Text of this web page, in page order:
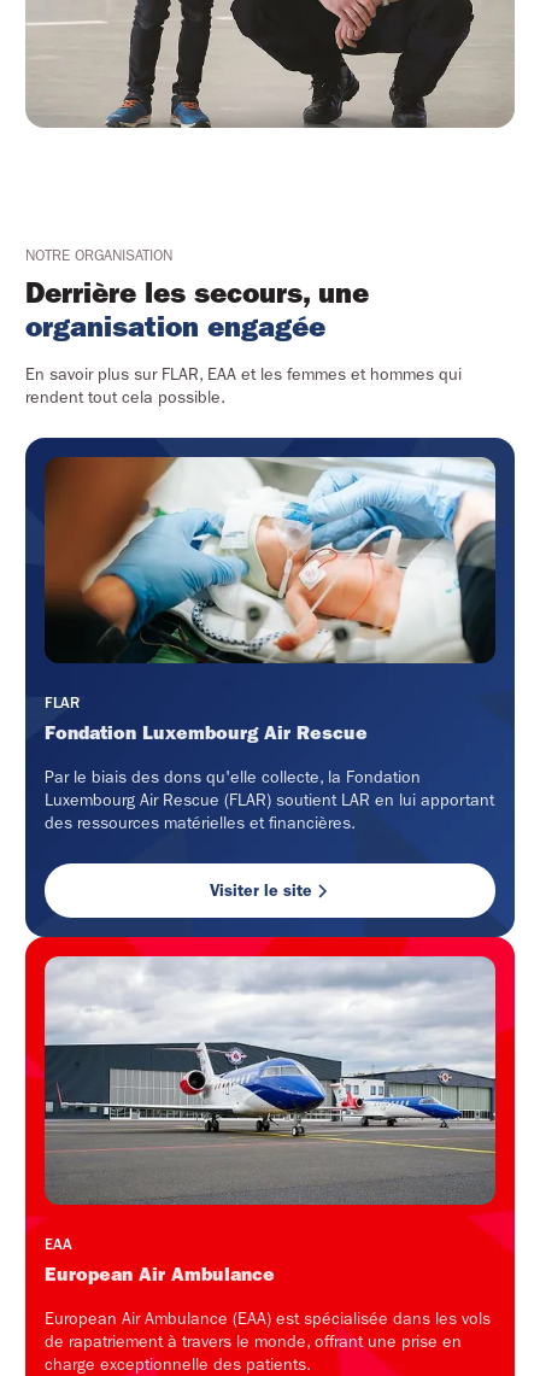
NOTRE ORGANISATION
Derrière les secours, une
organisation engagée
En savoir plus sur FLAR, EAA et les femmes et hommes qui
rendent tout cela possible.
FLAR
Fondation Luxembourg Air Rescue
Par le biais des dons qu'elle collecte, la Fondation
Luxembourg Air Rescue (FLAR) soutient LAR en lui apportant
des ressources matérielles et financières.
Visiter le site
EAA
European Air Ambulance
European Air Ambulance (EAA) est spécialisée dans les vols
de rapatriement à travers le monde, offrant une prise en
charge exceptionnelle des patients.